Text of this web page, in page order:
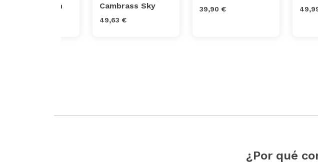
Cocoon
Cambrass Sky
49,63 €
39,90 €
¿Por qué